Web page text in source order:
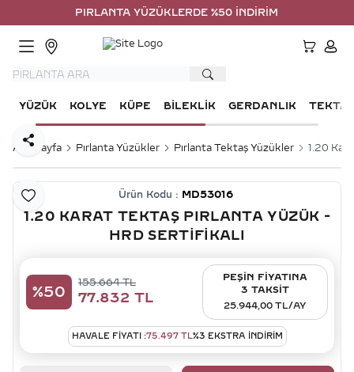
PIRLANTA YÜZÜKLERDE %50 İNDİRİM
YÜZÜK KOLYE KÜPE BILEKLIK GERDANLIK TEKTAŞ
Ana Sayfa Pırlanta Yüzükler Pırlanta Tektaş Yüzükler 1.20
Favoriye Ekle
Paylaş
Ürün Kodu : MD53016
1.20 KARAT TEKTAŞ PIRLANTA YÜZÜK -
HRD SERTIFIKALI
%50
155.664TL
77.832 TL
PEŞİN FİYATINA
3 TAKSİT
25.944,00 TL/AY
HAVALE FIYATI :75.497TL%3 EKSTRA İNDİRİM